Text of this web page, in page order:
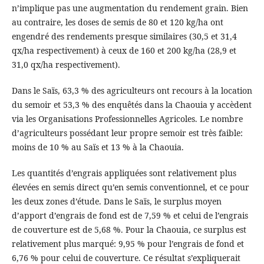
n’implique pas une augmentation du rendement grain. Bien
au contraire, les doses de semis de 80 et 120 kg/ha ont
engendré des rendements presque similaires (30,5 et 31,4
qx/ha respectivement) à ceux de 160 et 200 kg/ha (28,9 et
31,0 qx/ha respectivement).
Dans le Saïs, 63,3 % des agriculteurs ont recours à la location
du semoir et 53,3 % des enquêtés dans la Chaouia y accèdent
via les Organisations Professionnelles Agricoles. Le nombre
d’agriculteurs possédant leur propre semoir est très faible:
moins de 10 % au Saïs et 13 % à la Chaouia.
Les quantités d’engrais appliquées sont relativement plus
élevées en semis direct qu’en semis conventionnel, et ce pour
les deux zones d’étude. Dans le Saïs, le surplus moyen
d’apport d’engrais de fond est de 7,59 % et celui de l’engrais
de couverture est de 5,68 %. Pour la Chaouia, ce surplus est
relativement plus marqué: 9,95 % pour l’engrais de fond et
6,76 % pour celui de couverture. Ce résultat s’expliquerait